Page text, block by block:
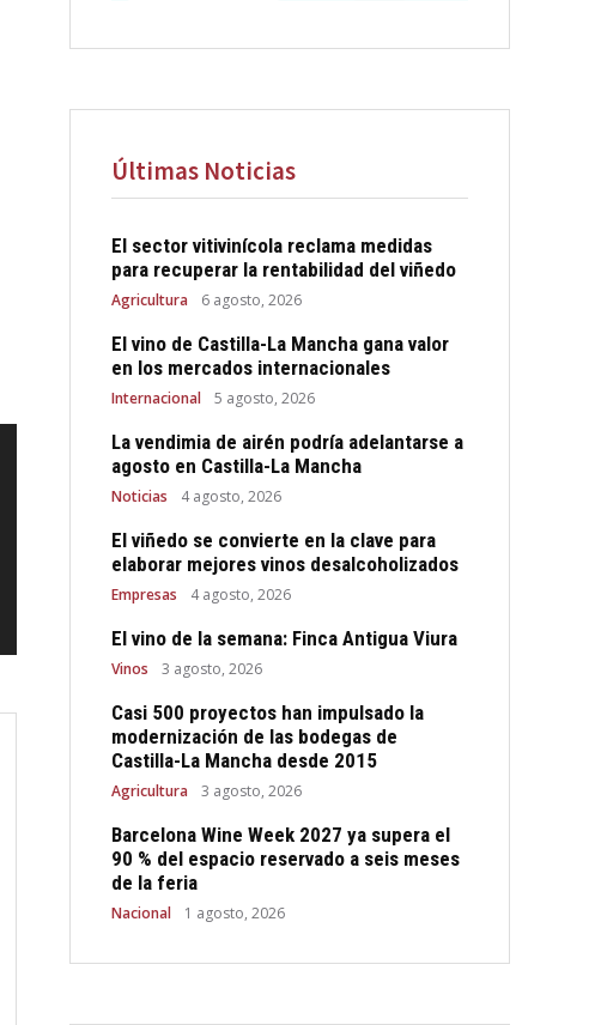
Últimas Noticias
El sector vitivinícola reclama medidas
para recuperar la rentabilidad del viñedo
Agricultura 6 agosto, 2026
El vino de Castilla-La Mancha gana valor
en los mercados internacionales
Internacional 5 agosto, 2026
La vendimia de airén podría adelantarse a
agosto en Castilla-La Mancha
Noticias 4 agosto, 2026
El viñedo se convierte en la clave para
elaborar mejores vinos desalcoholizados
Empresas 4 agosto, 2026
El vino de la semana: Finca Antigua Viura
Vinos 3 agosto, 2026
Casi 500 proyectos han impulsado la
modernización de las bodegas de
Castilla-La Mancha desde 2015
Agricultura 3 agosto, 2026
Barcelona Wine Week 2027 ya supera el
90 % del espacio reservado a seis meses
de la feria
Nacional 1 agosto, 2026